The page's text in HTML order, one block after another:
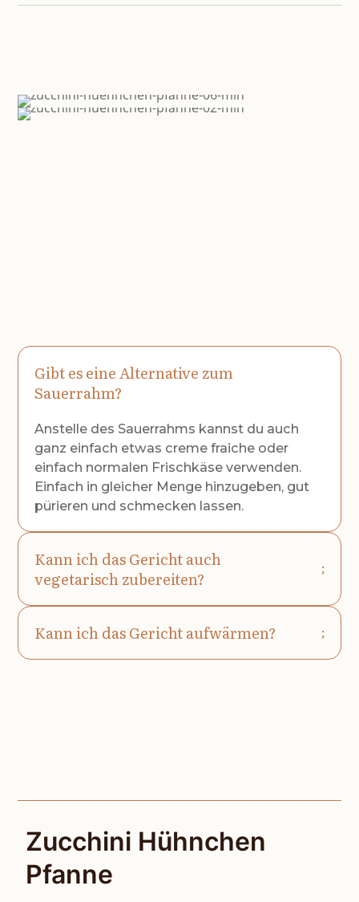
Gibt es eine Alternative zum
Sauerrahm?
Anstelle des Sauerrahms kannst du auch
ganz einfach etwas creme fraiche oder
einfach normalen Frischkäse verwenden.
Einfach in gleicher Menge hinzugeben, gut
pürieren und schmecken lassen.
Kann ich das Gericht auch
vegetarisch zubereiten?
Kann ich das Gericht aufwärmen?
Zucchini Hühnchen
Pfanne